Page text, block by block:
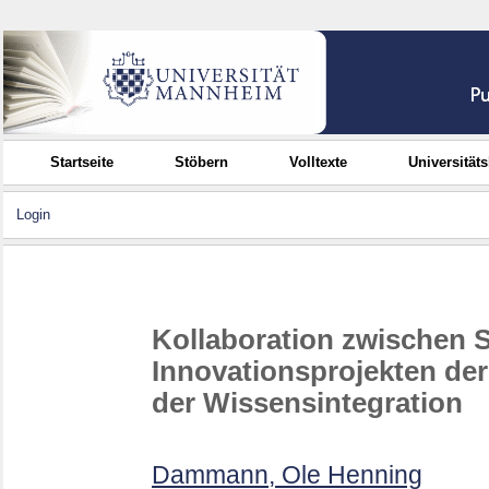
Startseite Stöbern Volltexte
Login
Kollaboration zwischen
Innovationsprojekten
der Wissensintegration
Dammann, Ole Henning